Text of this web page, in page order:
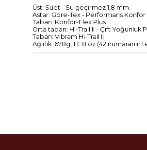
Üst: Süet - Su geçirmez 1,8 mm
Astar: Gore-Tex - Performans Konfor
Taban: Konfor-Flex Plus
Orta taban: Hi-Trail II - Çift Yoğunluk
Taban: Vibram Hi-Trail II
Ağırlık: 678g, 1 £ 8 oz (42 numaranın